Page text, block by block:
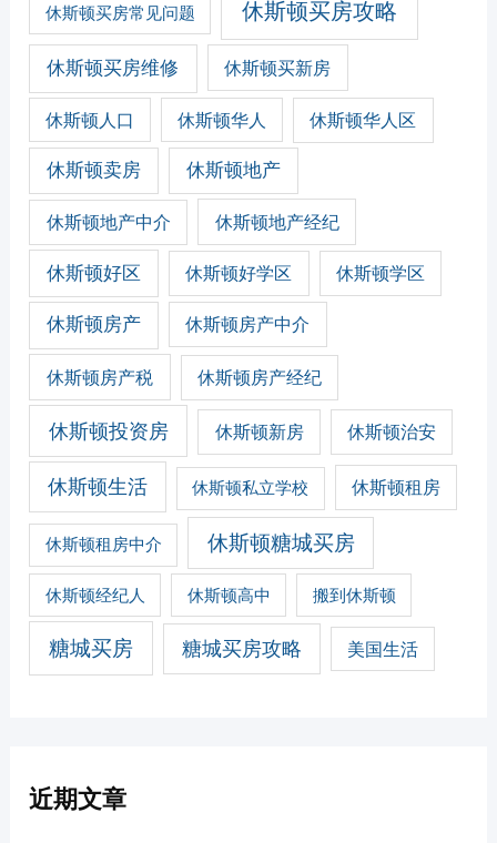
休斯顿买房常见问题 休斯顿买房攻略
休斯顿买房维修 休斯顿买新房
休斯顿人口 休斯顿华人 休斯顿华人区
休斯顿卖房 休斯顿地产
休斯顿地产中介 休斯顿地产经纪
休斯顿好区 休斯顿好学区 休斯顿学区
休斯顿房产 休斯顿房产中介
休斯顿房产税 休斯顿房产经纪
休斯顿投资房 休斯顿新房 休斯顿治安
休斯顿生活 休斯顿私立学校 休斯顿租房
休斯顿租房中介 休斯顿糖城买房
休斯顿经纪人 休斯顿高中 搬到休斯顿
糖城买房 糖城买房攻略 美国生活
近期文章